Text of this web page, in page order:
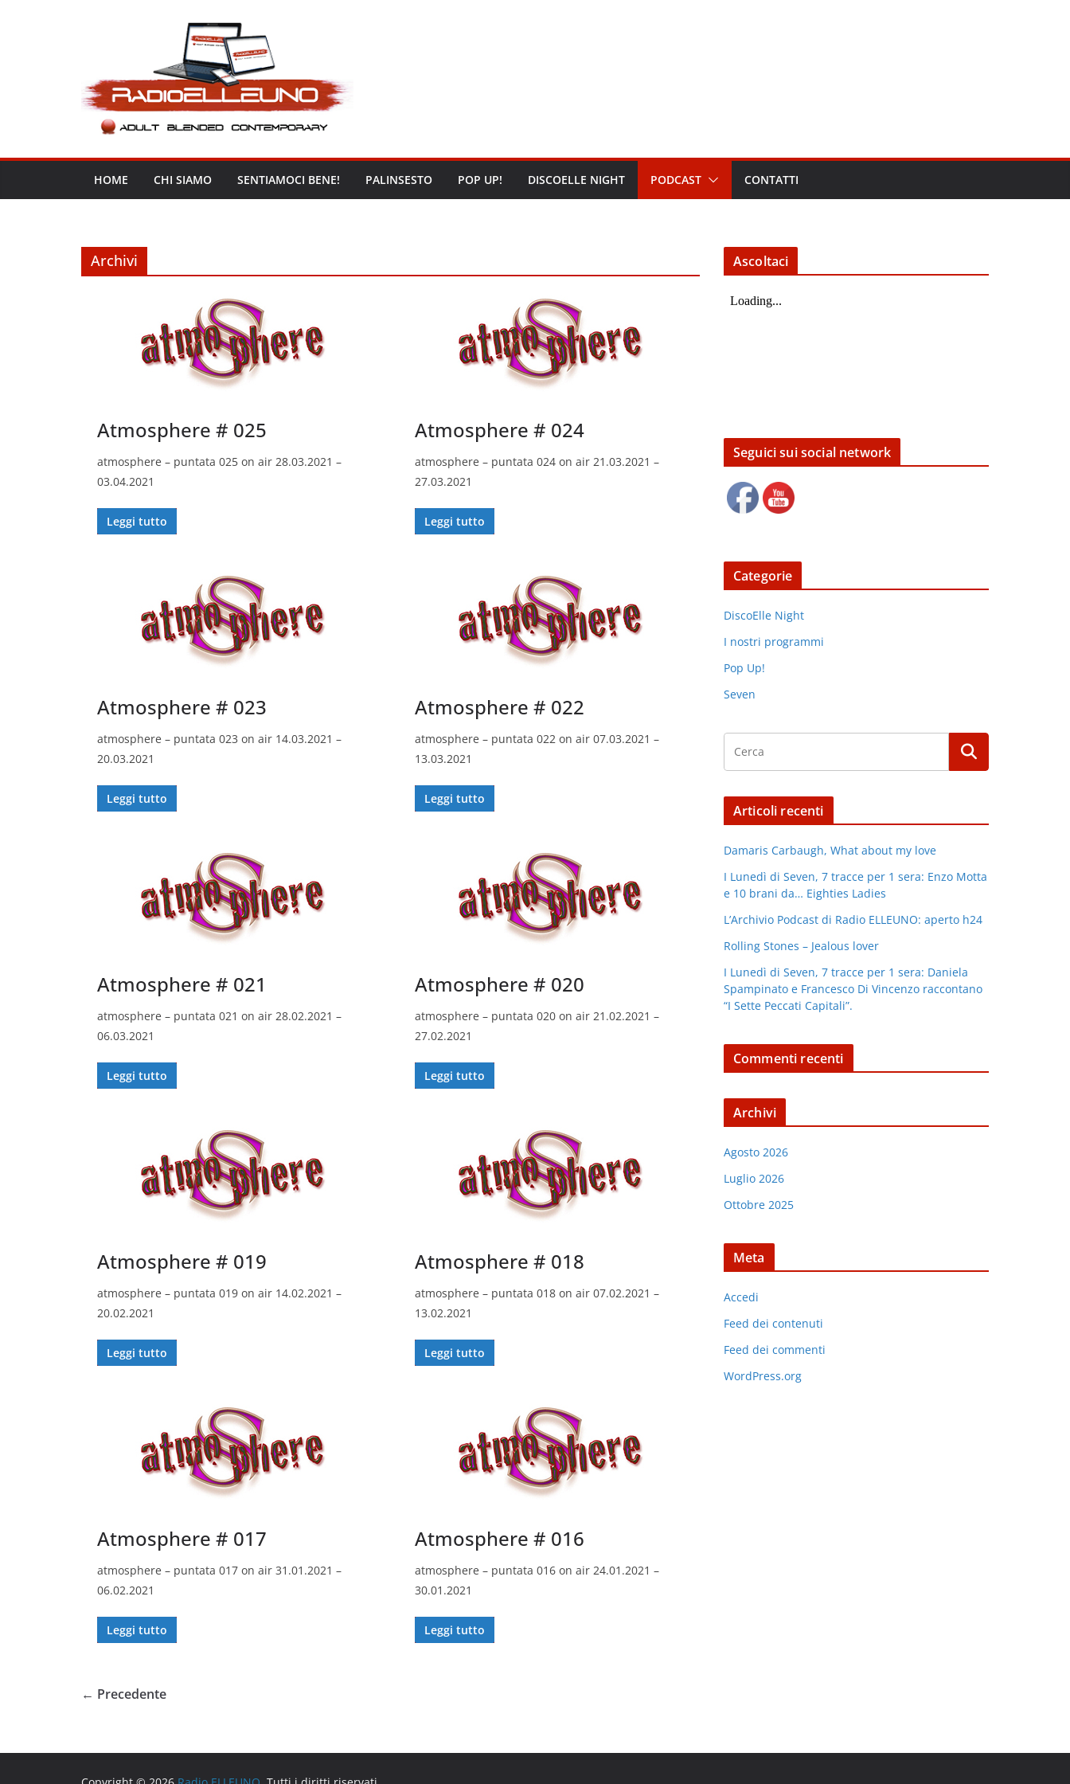
HOME CHI SIAMO SENTIAMOCI BENE! PALINSESTO POP UP! DISCOELLE NIGHT PODCAST CONTATTI
Archivi
Atmosphere # 025
atmosphere – puntata 025 on air 28.03.2021 –
03.04.2021
Leggi tutto
Atmosphere # 024
atmosphere – puntata 024 on air 21.03.2021 –
27.03.2021
Leggi tutto
Atmosphere # 023
atmosphere – puntata 023 on air 14.03.2021 –
20.03.2021
Leggi tutto
Atmosphere # 022
atmosphere – puntata 022 on air 07.03.2021 –
13.03.2021
Leggi tutto
Atmosphere # 021
atmosphere – puntata 021 on air 28.02.2021 –
06.03.2021
Leggi tutto
Atmosphere # 020
atmosphere – puntata 020 on air 21.02.2021 –
27.02.2021
Leggi tutto
Atmosphere # 019
atmosphere – puntata 019 on air 14.02.2021 –
20.02.2021
Leggi tutto
Atmosphere # 018
atmosphere – puntata 018 on air 07.02.2021 –
13.02.2021
Leggi tutto
Atmosphere # 017
atmosphere – puntata 017 on air 31.01.2021 –
06.02.2021
Leggi tutto
Atmosphere # 016
atmosphere – puntata 016 on air 24.01.2021 –
30.01.2021
Leggi tutto
← Precedente
Ascoltaci
Seguici sui social network
Categorie
DiscoElle Night
I nostri programmi
Pop Up!
Seven
Articoli recenti
Damaris Carbaugh, What about my love
I Lunedì di Seven, 7 tracce per 1 sera: Enzo Motta
e 10 brani da… Eighties Ladies
L’Archivio Podcast di Radio ELLEUNO: aperto h24
Rolling Stones – Jealous lover
I Lunedì di Seven, 7 tracce per 1 sera: Daniela
Spampinato e Francesco Di Vincenzo raccontano
“I Sette Peccati Capitali”.
Commenti recenti
Archivi
Agosto 2026
Luglio 2026
Ottobre 2025
Meta
Accedi
Feed dei contenuti
Feed dei commenti
WordPress.org